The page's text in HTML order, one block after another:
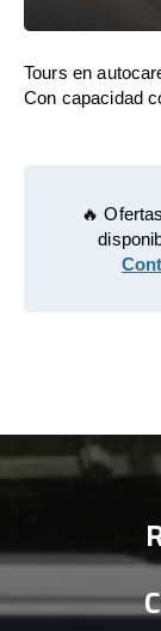
Tours en
Con capacidad
🔥